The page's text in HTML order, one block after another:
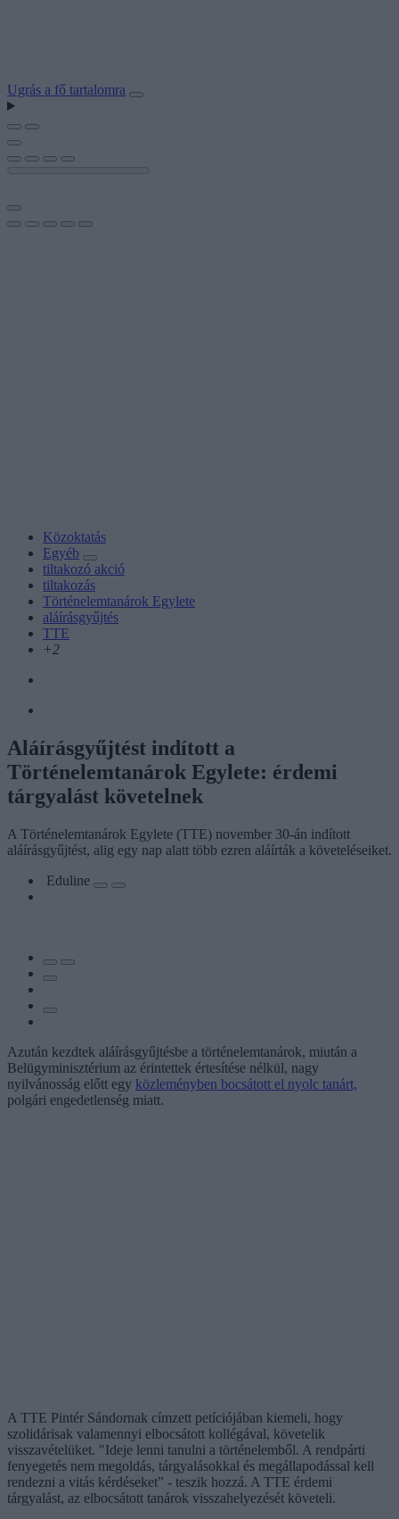
Ugrás a fő tartalomra
Közoktatás
Egyéb
tiltakozó akció
tiltakozás
Történelemtanárok Egylete
aláírásgyűjtés
TTE
+2
Aláírásgyűjtést indított a
Történelemtanárok Egylete: érdemi
tárgyalást követelnek
A Történelemtanárok Egylete (TTE) november 30-án indított
aláírásgyűjtést, alig egy nap alatt több ezren aláírták a követeléseiket.
Eduline
Azután kezdtek aláírásgyűjtésbe a történelemtanárok, miután a
Belügyminisztérium az érintettek értesítése nélkül, nagy
nyilvánosság előtt egy közleményben bocsátott el nyolc tanárt,
polgári engedetlenség miatt.
A TTE Pintér Sándornak címzett petíciójában kiemeli, hogy
szolidárisak valamennyi elbocsátott kollégával, követelik
visszavételüket. "Ideje lenni tanulni a történelemből. A rendpárti
fenyegetés nem megoldás, tárgyalásokkal és megállapodással kell
rendezni a vitás kérdéseket” - teszik hozzá. A TTE érdemi
tárgyalást, az elbocsátott tanárok visszahelyezését követeli.